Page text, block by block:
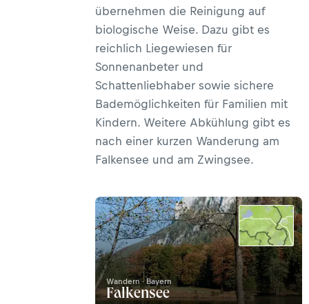
übernehmen die Reinigung auf
biologische Weise. Dazu gibt es
reichlich Liegewiesen für
Sonnenanbeter und
Schattenliebhaber sowie sichere
Bademöglichkeiten für Familien mit
Kindern. Weitere Abkühlung gibt es
nach einer kurzen Wanderung am
Falkensee und am Zwingsee.
Wandern · Bayern
Falkensee